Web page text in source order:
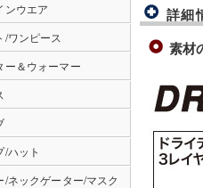
詳細
素材
ンウエア
/ワンピース
ー＆ウォーマー
/ハット
/ネックゲーター/マスク